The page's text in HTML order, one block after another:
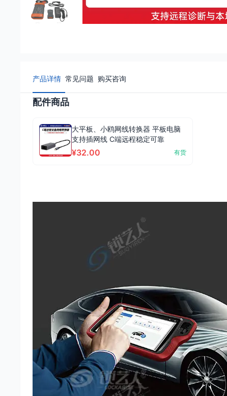
产品详情 常见问题 购买咨询
配件商品
大平板、小鸥网线转换器 平板电脑
支持插网线 C端远程稳定可靠
¥32.00 有货